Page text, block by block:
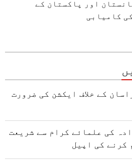
اور پاکستان کے
کامیابی
کے خلاف ایکشن کی ضرورت
کی علمائے کرام سے شریعت
کرنے کی اپیل